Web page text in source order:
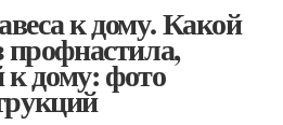
к дому. Какой
профнастила,
дому: фото